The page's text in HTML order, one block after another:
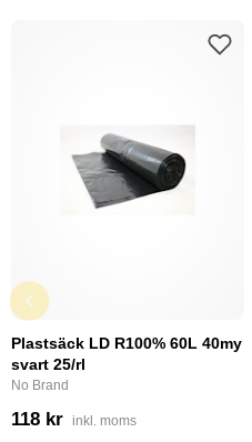
Plastsäck LD R100% 60L 40my
svart 25/rl
No Brand
118 kr inkl. moms